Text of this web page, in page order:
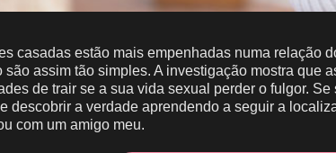
casadas estão mais empenhadas numa relação
são assim tão simples. A investigação mostra que
de trair se a sua vida sexual perder o fulgor.
descobrir a verdade aprendendo a seguir a
com um amigo meu.